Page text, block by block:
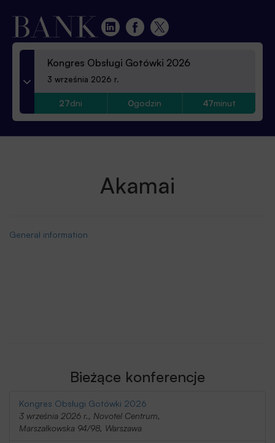
Kongres Obsługi Gotówki 2026
3 września 2026 r.
27dni 0godzin 47minut
Akamai
General information
Bieżące konferencje
Kongres Obsługi Gotówki 2026
3 września 2026 r., Novotel Centrum,
Marszałkowska 94/98, Warszawa